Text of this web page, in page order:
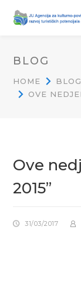
BLOG
HOME
BLOG
OVE
Ove
2015”
31/03/2017